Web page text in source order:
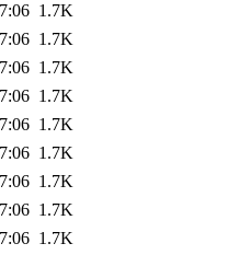
1.7K
1.7K
1.7K
1.7K
1.7K
1.7K
1.7K
1.7K
1.7K